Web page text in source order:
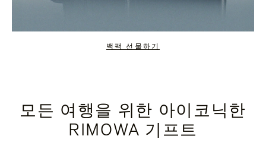
백팩 선물하기
모든 여행을 위한 아이코닉한
RIMOWA 기프트